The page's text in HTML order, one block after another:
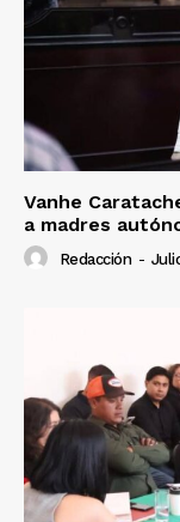
Vanhe
a madres
Redacción -